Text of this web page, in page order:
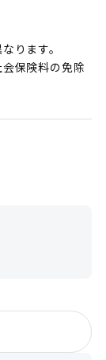
ります。
保険料の免除